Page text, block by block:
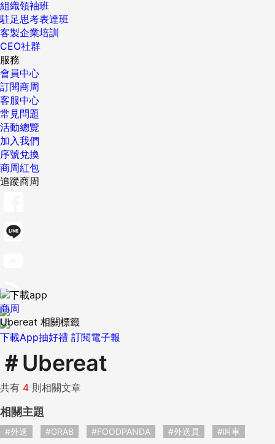
組織領袖班
駐足思考表達班
客製企業培訓
CEO社群
服務
會員中心
訂閱商周
客服中心
常見問題
活動總覽
加入我們
序號兌換
商周紅包
追蹤商周
下載App抽好禮 訂閱電子報
商周
Ubereat 相關標籤
＃ Ubereat
共有 4 則相關文章
相關主題
#外送 #GRAB #FOODPANDA #外送員 #叫車